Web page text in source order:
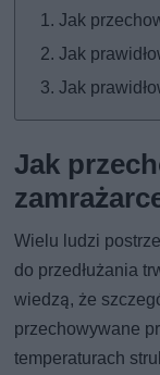
Jak
Jak
Jak
Jak
Wielu ludzi
do przedłużania
wiedzą, że
przechowywane
temperaturach